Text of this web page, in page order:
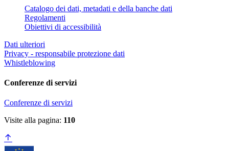
Catalogo dei dati, metadati e della banche dati
Regolamenti
Obiettivi di accessibilità
Dati ulteriori
Privacy - responsabile protezione dati
Whistleblowing
Conferenze di servizi
Conferenze di servizi
Visite alla pagina: 110